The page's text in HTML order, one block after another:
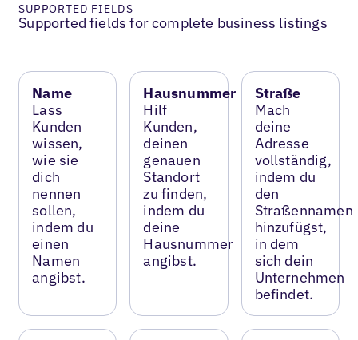
SUPPORTED FIELDS
Supported fields for complete business listings
Name
Lass
Kunden
wissen,
wie sie
dich
nennen
sollen,
indem du
einen
Namen
angibst.
Hausnummer
Hilf
Kunden,
deinen
genauen
Standort
zu finden,
indem du
deine
Hausnummer
angibst.
Straße
Mach
deine
Adresse
vollständig,
indem du
den
Straßennamen
hinzufügst,
in dem
sich dein
Unternehmen
befindet.